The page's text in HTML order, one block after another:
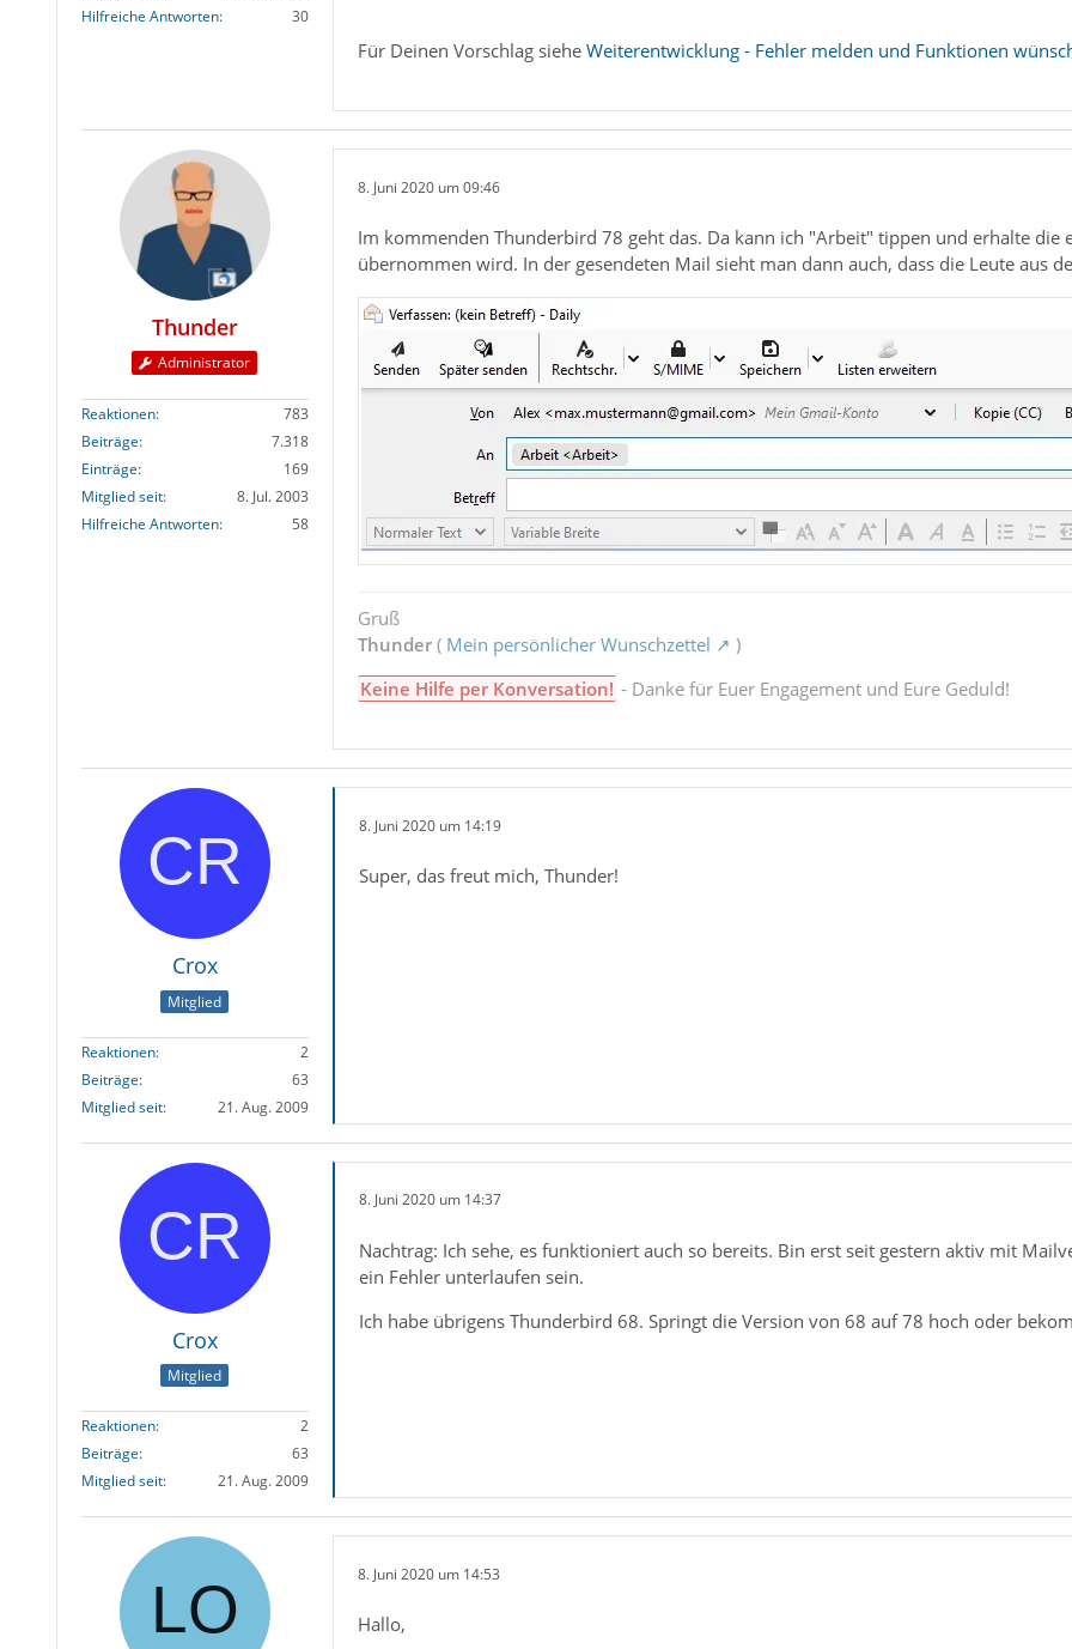
Hilfreiche Antworten
30
Für Deinen Vorschlag siehe Weiterentwicklung - Fehler melden und Funktionen
Thunder
Administrator
Reaktionen
783
Beiträge
7.318
Einträge
169
Mitglied seit
8. Jul. 2003
Hilfreiche Antworten
58
8. Juni 2020 um 09:46
Im kommenden Thunderbird 78 geht das. Da kann ich "Arbeit" tippen und erhalte die
übernommen wird. In der gesendeten Mail sieht man dann auch, dass die Leute aus
Gruß
Thunder( Mein persönlicher Wunschzettel
)
Keine Hilfe per Konversation! - Danke für Euer Engagement und Eure Geduld!
Crox
Mitglied
Reaktionen
2
Beiträge
63
Mitglied seit
21. Aug. 2009
8. Juni 2020 um 14:19
Super, das freut mich, Thunder!
Crox
Mitglied
Reaktionen
2
Beiträge
63
Mitglied seit
21. Aug. 2009
8. Juni 2020 um 14:37
Nachtrag: Ich sehe, es funktioniert auch so bereits. Bin erst seit gestern aktiv mit
ein Fehler unterlaufen sein.
Ich habe übrigens Thunderbird 68. Springt die Version von 68 auf 78 hoch oder
8. Juni 2020 um 14:53
Hallo,